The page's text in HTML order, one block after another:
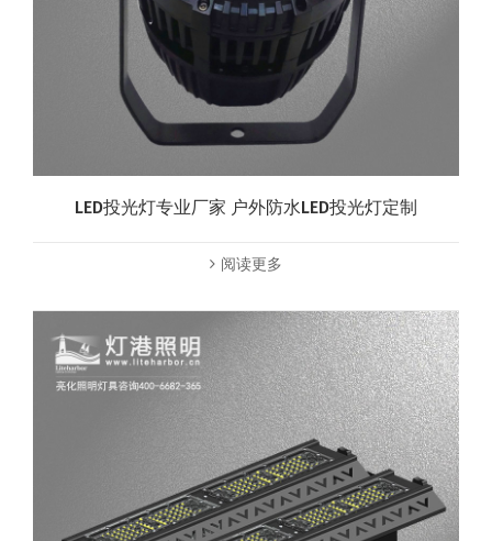
LED投光灯专业厂家 户外防水LED投光灯定制
阅读更多